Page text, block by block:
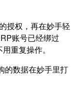
授权，再在妙手轻
账号已经绑过
重复操作。
的数据在妙手里打